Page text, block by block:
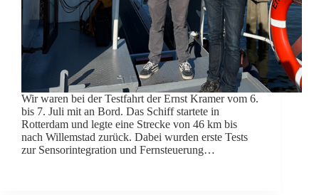
Wir waren bei der Testfahrt der Ernst Kramer vom 6.
bis 7. Juli mit an Bord. Das Schiff startete in
Rotterdam und legte eine Strecke von 46 km bis
nach Willemstad zurück. Dabei wurden erste Tests
zur Sensorintegration und Fernsteuerung…